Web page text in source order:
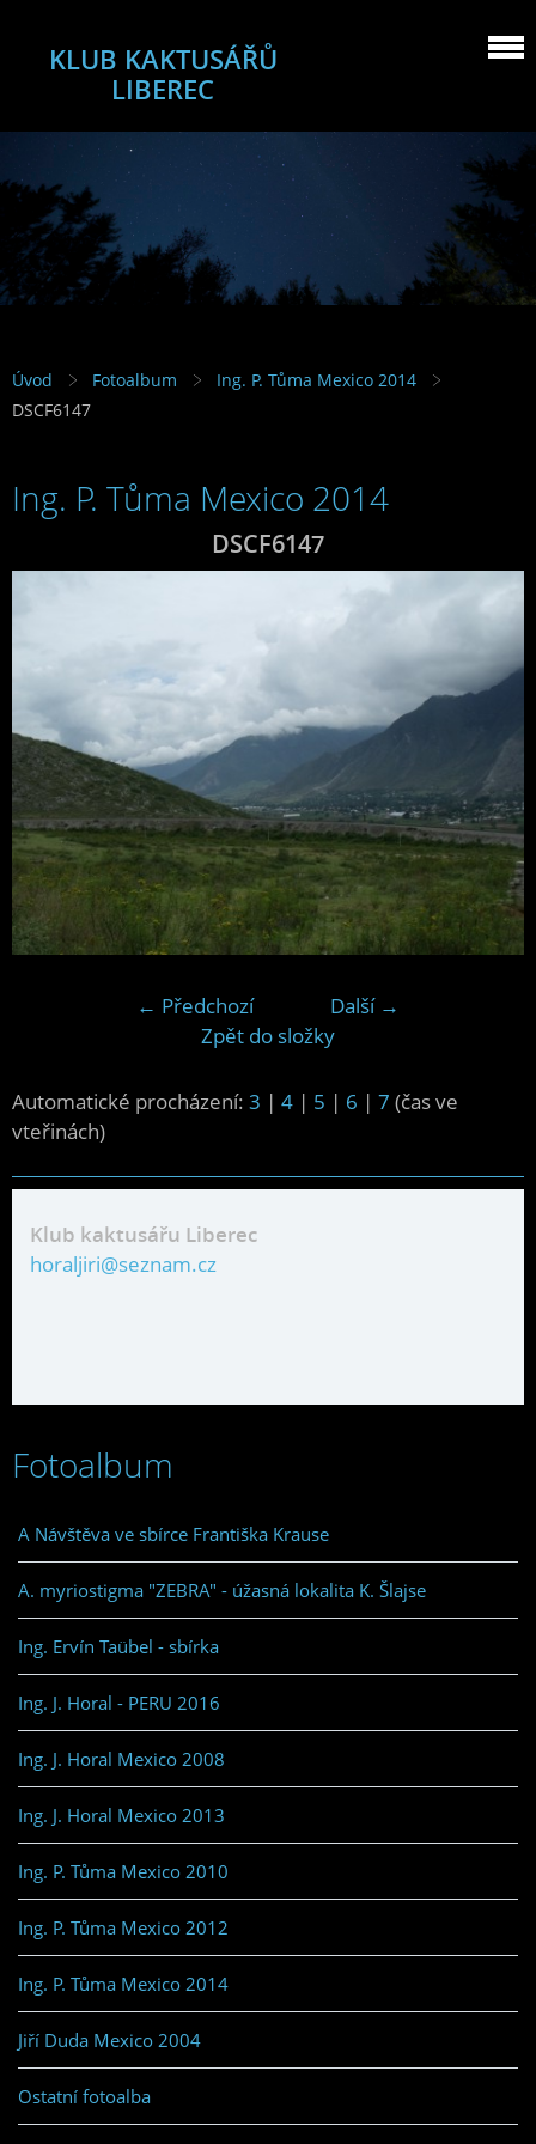
KLUB KAKTUSÁŘŮ
LIBEREC
Úvod Fotoalbum
Ing. P. Tůma Mexico 2014
DSCF6147
Ing. P. Tůma Mexico 2014
DSCF6147
← Předchozí
Další →
Zpět do složky
Automatické procházení: 3 | 4 | 5 | 6 | 7 (čas ve
vteřinách)
Klub kaktusářu Liberec
horaljiri@seznam.cz
Fotoalbum
A Návštěva ve sbírce Františka Krause
A. myriostigma "ZEBRA" - úžasná lokalita K. Šlajse
Ing. Ervín Taübel - sbírka
Ing. J. Horal - PERU 2016
Ing. J. Horal Mexico 2008
Ing. J. Horal Mexico 2013
Ing. P. Tůma Mexico 2010
Ing. P. Tůma Mexico 2012
Ing. P. Tůma Mexico 2014
Jiří Duda Mexico 2004
Ostatní fotoalba